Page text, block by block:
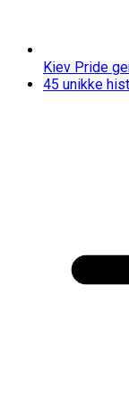
Kiev Pride
45 unikke